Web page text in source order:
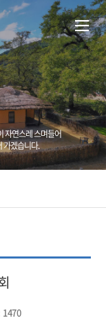
자연스레 스며들어
가겠습니다.
1470